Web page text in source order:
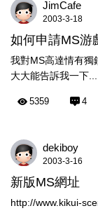
JimCafe
2003-3-18
如何申請MS游
我對MS高達情有獨
大大能告訴我一下
5359 4
dekiboy
2003-3-16
新版MS網址
http://www.kikui-